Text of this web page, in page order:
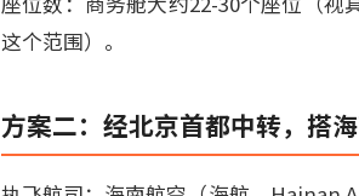
这个范围）。
方案二：经北京首都中转，搭